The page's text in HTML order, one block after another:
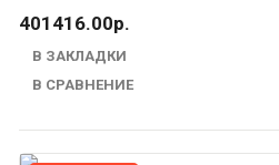
401416.00р.
В ЗАКЛАДКИ
В СРАВНЕНИЕ